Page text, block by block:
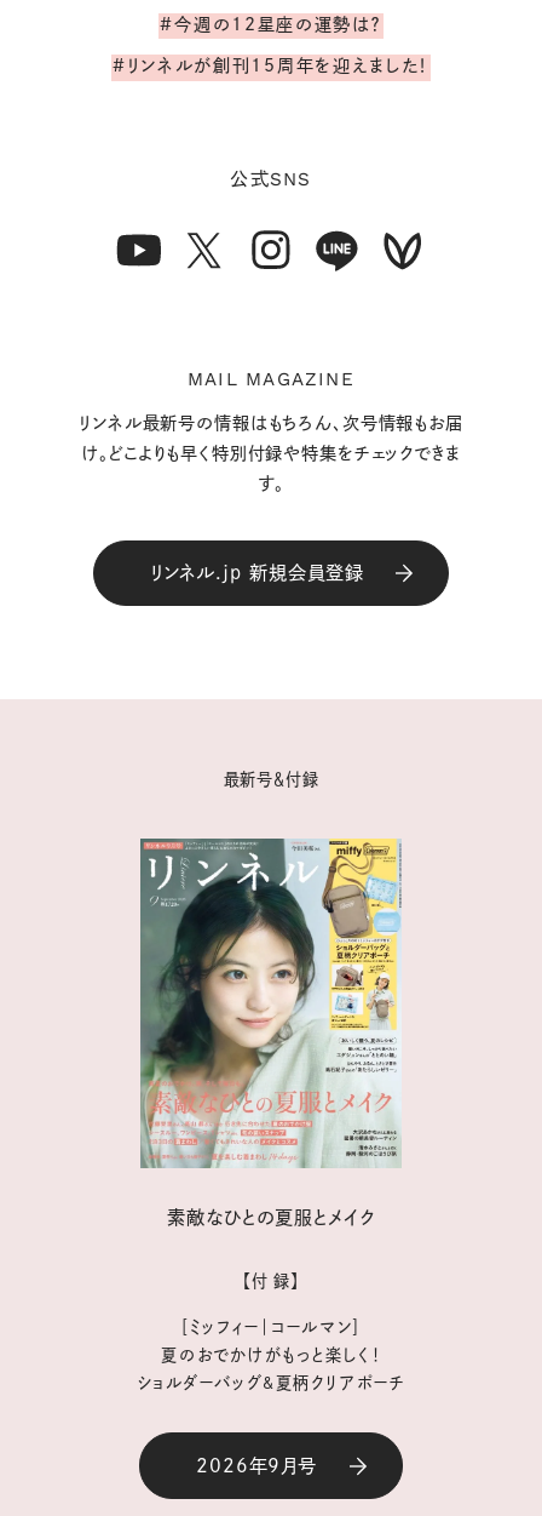
#今週の12星座の運勢は？
#リンネルが創刊15周年を迎えました！
公式SNS
MAIL MAGAZINE
リンネル最新号の情報はもちろん、次号情報もお届
け。どこよりも早く特別付録や特集をチェックできま
す。
リンネル.jp 新規会員登録
最新号＆付録
素敵なひとの夏服とメイク
【付 録】
［ミッフィー｜コールマン］
夏のおでかけがもっと楽しく！
ショルダーバッグ&夏柄クリアポーチ
2026年9月号